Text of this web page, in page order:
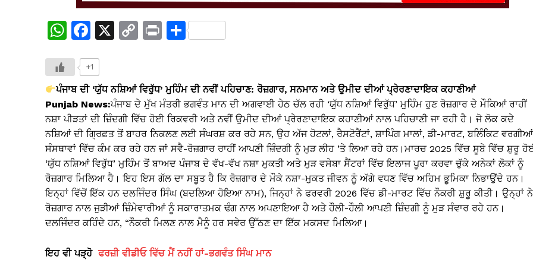
W
at
s
A
p
p
F
c
e
b
o
o
k
X
C
y
Li
n
k
Pr S
e
+1
ਪੰਜਾਬ ਦੀ ‘ਯੁੱਧ ਨਸ਼ਿਆਂ ਵਿਰੁੱਧ’ ਮੁਹਿੰਮ ਦੀ ਨਵੀਂ ਪਹਿਚਾਣ: ਰੋਜ਼ਗਾਰ, ਸਨਮਾਨ ਅਤੇ ਉਮੀਦ ਦੀਆਂ ਪ੍ਰੇਰਣਾਦਾਇਕ ਕਹਾਣੀਆਂ
Punjab News:ਪੰਜਾਬ ਦੇ ਮੁੱਖ ਮੰਤਰੀ ਭਗਵੰਤ ਮਾਨ ਦੀ ਅਗਵਾਈ ਹੇਠ ਚੱਲ ਰਹੀ ‘ਯੁੱਧ ਨਸ਼ਿਆਂ ਵਿਰੁੱਧ’ ਮੁਹਿੰਮ ਹੁਣ ਰੋਜ਼ਗਾਰ ਦੇ ਮੌਕਿਆਂ ਰਾਹੀਂ
ਨਸ਼ਾ ਪੀੜਤਾਂ ਦੀ ਜ਼ਿੰਦਗੀ ਵਿੱਚ ਹੋਈ ਰਿਕਵਰੀ ਅਤੇ ਨਵੀਂ ਉਮੀਦ ਦੀਆਂ ਪ੍ਰੇਰਣਾਦਾਇਕ ਕਹਾਣੀਆਂ ਨਾਲ ਪਹਿਚਾਣੀ ਜਾ ਰਹੀ ਹੈ। ਜੋ ਲੋਕ ਕਦੇ
ਨਸ਼ਿਆਂ ਦੀ ਗ੍ਰਿਫ਼ਤ ਤੋਂ ਬਾਹਰ ਨਿਕਲਣ ਲਈ ਸੰਘਰਸ਼ ਕਰ ਰਹੇ ਸਨ, ਉਹ ਅੱਜ ਹੋਟਲਾਂ, ਰੈਸਟੋਰੈਂਟਾਂ, ਸ਼ਾਪਿੰਗ ਮਾਲਾਂ, ਡੀ-ਮਾਰਟ, ਬਲਿੰਕਿਟ ਵਰਗੀਆਂ
ਸੰਸਥਾਵਾਂ ਵਿੱਚ ਕੰਮ ਕਰ ਰਹੇ ਹਨ ਜਾਂ ਸਵੈ-ਰੋਜ਼ਗਾਰ ਰਾਹੀਂ ਆਪਣੀ ਜ਼ਿੰਦਗੀ ਨੂੰ ਮੁੜ ਲੀਹ ’ਤੇ ਲਿਆ ਰਹੇ ਹਨ।ਮਾਰਚ 2025 ਵਿੱਚ ਸੂਬੇ ਵਿੱਚ ਸ਼ੁਰੂ
‘ਯੁੱਧ ਨਸ਼ਿਆਂ ਵਿਰੁੱਧ’ ਮੁਹਿੰਮ ਤੋਂ ਬਾਅਦ ਪੰਜਾਬ ਦੇ ਵੱਖ-ਵੱਖ ਨਸ਼ਾ ਮੁਕਤੀ ਅਤੇ ਮੁੜ ਵਸੇਬਾ ਸੈਂਟਰਾਂ ਵਿੱਚ ਇਲਾਜ ਪੂਰਾ ਕਰਵਾ ਚੁੱਕੇ ਅਨੇਕਾਂ ਲੋਕਾਂ ਨੂੰ
ਰੋਜ਼ਗਾਰ ਮਿਲਿਆ ਹੈ। ਇਹ ਇਸ ਗੱਲ ਦਾ ਸਬੂਤ ਹੈ ਕਿ ਰੋਜ਼ਗਾਰ ਦੇ ਮੌਕੇ ਨਸ਼ਾ-ਮੁਕਤ ਜੀਵਨ ਨੂੰ ਅੱਗੇ ਵਧਣ ਵਿੱਚ ਅਹਿਮ ਭੂਮਿਕਾ ਨਿਭਾਉਂਦੇ ਹਨ।
ਇਨ੍ਹਾਂ ਵਿੱਚੋਂ ਇੱਕ ਹਨ ਦਲਜਿੰਦਰ ਸਿੰਘ (ਬਦਲਿਆ ਹੋਇਆ ਨਾਮ), ਜਿਨ੍ਹਾਂ ਨੇ ਫਰਵਰੀ 2026 ਵਿੱਚ ਡੀ-ਮਾਰਟ ਵਿੱਚ ਨੌਕਰੀ ਸ਼ੁਰੂ ਕੀਤੀ। ਉਨ੍ਹਾਂ ਨੇ
ਰੋਜ਼ਗਾਰ ਨਾਲ ਜੁੜੀਆਂ ਜ਼ਿੰਮੇਵਾਰੀਆਂ ਨੂੰ ਸਕਾਰਾਤਮਕ ਢੰਗ ਨਾਲ ਅਪਣਾਇਆ ਹੈ ਅਤੇ ਹੌਲੀ-ਹੌਲੀ ਆਪਣੀ ਜ਼ਿੰਦਗੀ ਨੂੰ ਮੁੜ ਸੰਵਾਰ ਰਹੇ ਹਨ।
ਦਲਜਿੰਦਰ ਕਹਿੰਦੇ ਹਨ, “ਨੌਕਰੀ ਮਿਲਣ ਨਾਲ ਮੈਨੂੰ ਹਰ ਸਵੇਰ ਉੱਠਣ ਦਾ ਇੱਕ ਮਕਸਦ ਮਿਲਿਆ।
ਇਹ ਵੀ ਪੜ੍ਹੋ ਫਰਜ਼ੀ ਵੀਡੀਓ ਵਿੱਚ ਮੈਂ ਨਹੀਂ ਹਾਂ-ਭਗਵੰਤ ਸਿੰਘ ਮਾਨ